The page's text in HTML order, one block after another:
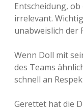
Entscheidung,
irrelevant.
unabweislich der
Wenn Doll mit
des Teams
schnell an
Gerettet hat die